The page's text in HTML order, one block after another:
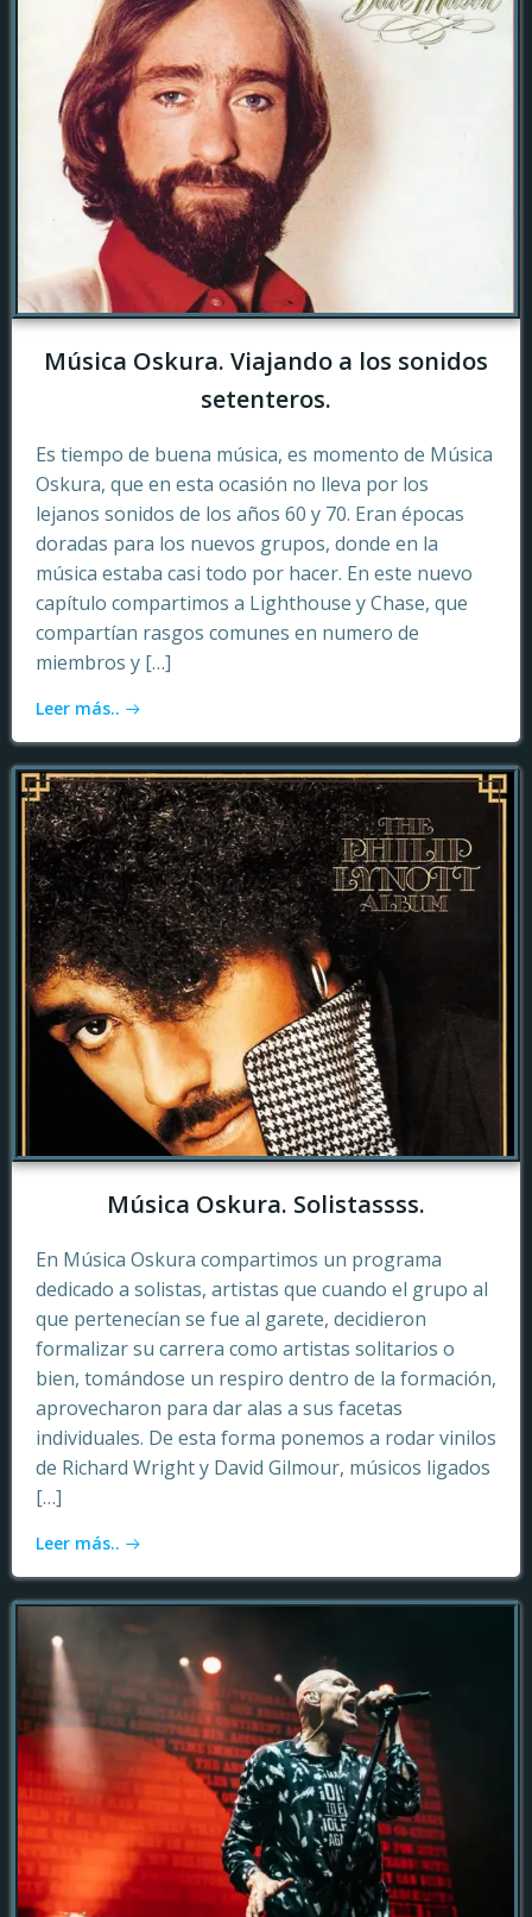
Música Oskura. Viajando a los sonidos
setenteros.
Es tiempo de buena música, es momento de Música
Oskura, que en esta ocasión no lleva por los
lejanos sonidos de los años 60 y 70. Eran épocas
doradas para los nuevos grupos, donde en la
música estaba casi todo por hacer. En este nuevo
capítulo compartimos a Lighthouse y Chase, que
compartían rasgos comunes en numero de
miembros y […]
Leer más..
Música Oskura. Solistassss.
En Música Oskura compartimos un programa
dedicado a solistas, artistas que cuando el grupo al
que pertenecían se fue al garete, decidieron
formalizar su carrera como artistas solitarios o
bien, tomándose un respiro dentro de la formación,
aprovecharon para dar alas a sus facetas
individuales. De esta forma ponemos a rodar vinilos
de Richard Wright y David Gilmour, músicos ligados
[…]
Leer más..